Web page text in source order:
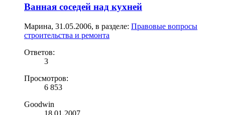
Ванная соседей над кухней
Марина, 31.05.2006, в разделе: Правовые вопросы
строительства и ремонта
Ответов:
3
Просмотров:
6 853
Goodwin
18.01.2007